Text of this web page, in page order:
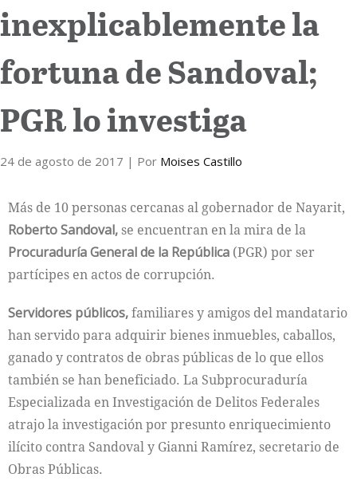
inexplicablemente la
fortuna de Sandoval;
PGR lo investiga
24 de agosto de 2017 | Por Moises Castillo
Más de 10 personas cercanas al gobernador de Nayarit,
Roberto Sandoval,se encuentran en la mira de la
Procuraduría General de la República (PGR) por ser
partícipes en actos de corrupción.
Servidores públicos,familiares y amigos del mandatario
han servido para adquirir bienes inmuebles, caballos,
ganado y contratos de obras públicas de lo que ellos
también se han beneficiado. La Subprocuraduría
Especializada en Investigación de Delitos Federales
atrajo la investigación por presunto enriquecimiento
ilícito contra Sandoval y Gianni Ramírez, secretario de
Obras Públicas.